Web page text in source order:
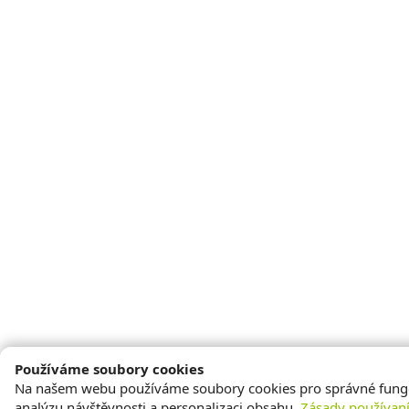
Používáme soubory cookies
Na našem webu používáme soubory cookies pro správné